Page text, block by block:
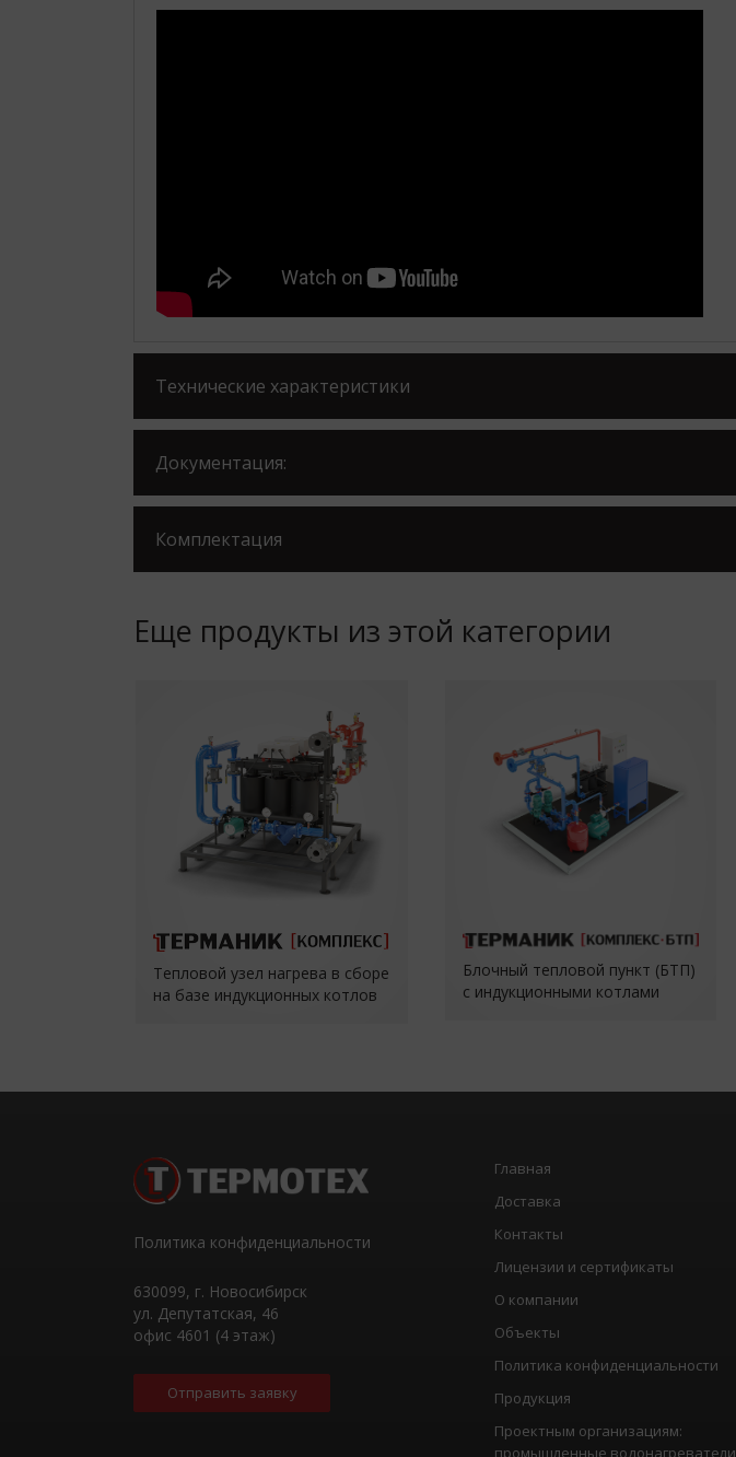
Технические характеристики
Документация:
Комплектация
Еще продукты из этой категории
Тепловой узел нагрева в сборе
на базе индукционных котлов
Блочный тепловой пункт (БТП)
с индукционными котлами
Политика конфиденциальности
630099, г. Новосибирск
ул. Депутатская, 46
офис 4601 (4 этаж)
Отправить заявку
Главная
Доставка
Контакты
Лицензии и сертификаты
О компании
Объекты
Политика конфиденциальности
Продукция
Проектным организациям:
промышленные водонагреватели